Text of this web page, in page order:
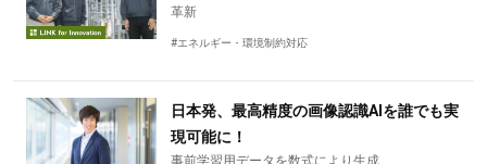
革新
#エネルギー・環境制約対応
日本発、最高精度の画像認識AIを誰でも実
現可能に！
事前学習用データを数式により生成